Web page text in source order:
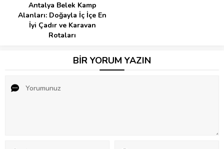
Antalya Belek Kamp
Alanları: Doğayla İç İçe En
İyi Çadır ve Karavan
Rotaları
BİR YORUM YAZIN